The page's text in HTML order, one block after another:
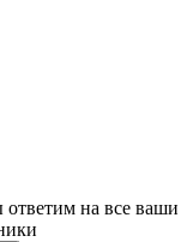
на все ваши